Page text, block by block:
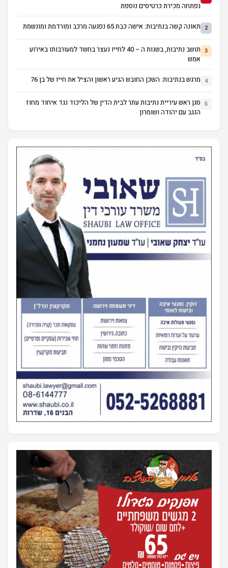
נפתחה מכירת כרטיסים נוספת
2 תאונה קשה בנתיבות: אישה כבת 65 נפגעה מרכב ומורדמת ומונשמת
3
תושב נתיבות, בשנות ה – 40 לחייו נעצר בחשד למעורבותו באירוע
אמש
4 מרגש בנתיבות: השכן החובש הגיע ראשון והציל את חייו של בן 76
5 סגן ראש עיריית נתיבות עתר לבית הדין של הליכוד נגד איחוד מחוז
הנגב עם יהודה ושומרון